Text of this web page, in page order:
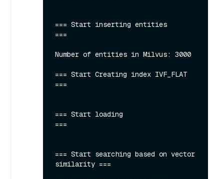
=== Start inserting entities
===
Number of entities in Milvus: 3000
=== Start Creating index IVF_FLAT
===
=== Start loading
===
=== Start searching based on vector
similarity ===